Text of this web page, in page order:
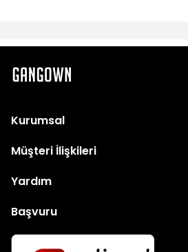
Kurumsal
Müşteri İlişkileri
Yardım
Başvuru